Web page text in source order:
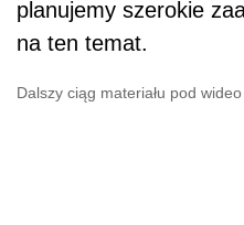
planujemy szerokie
na ten temat.
Dalszy ciąg materiału pod wideo